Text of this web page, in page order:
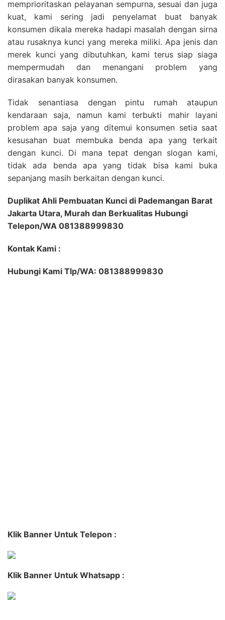
memprioritaskan pelayanan sempurna, sesuai dan juga
kuat, kami sering jadi penyelamat buat banyak
konsumen dikala mereka hadapi masalah dengan sirna
atau rusaknya kunci yang mereka miliki. Apa jenis dan
merek kunci yang dibutuhkan, kami terus siap siaga
mempermudah dan menangani problem yang
dirasakan banyak konsumen.
Tidak senantiasa dengan pintu rumah ataupun
kendaraan saja, namun kami terbukti mahir layani
problem apa saja yang ditemui konsumen setia saat
kesusahan buat membuka benda apa yang terkait
dengan kunci. Di mana tepat dengan slogan kami,
tidak ada benda apa yang tidak bisa kami buka
sepanjang masih berkaitan dengan kunci.
Duplikat Ahli Pembuatan Kunci di Pademangan Barat
Jakarta Utara, Murah dan Berkualitas Hubungi
Telepon/WA 081388999830
Kontak Kami :
Hubungi Kami Tlp/WA: 081388999830
Klik Banner Untuk Telepon :
Klik Banner Untuk Whatsapp :